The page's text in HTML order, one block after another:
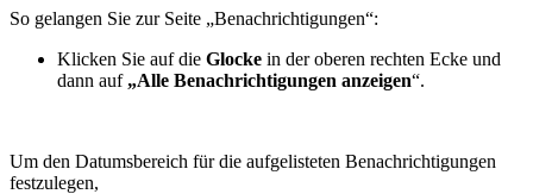
So gelangen Sie zur Seite „Benachrichtigungen“:
Klicken Sie auf die Glocke in der oberen rechten Ecke und
dann auf „Alle Benachrichtigungen anzeigen“.
Um den Datumsbereich für die aufgelisteten Benachrichtigungen
festzulegen,